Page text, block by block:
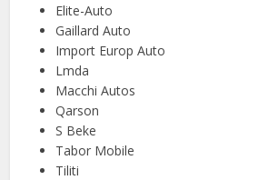
Elite-Auto
Gaillard Auto
Import Europ Auto
Lmda
Macchi Autos
Qarson
S Beke
Tabor Mobile
Tiliti